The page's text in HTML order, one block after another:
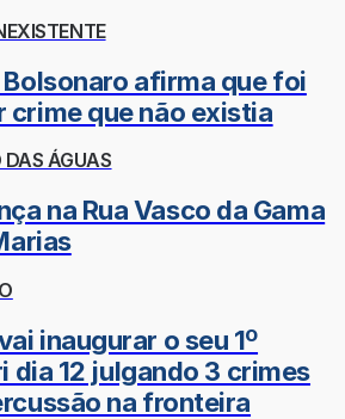
afirma que foi
crime que não existia
ÁGUAS
na Rua Vasco da Gama
inaugurar o seu 1º
dia 12 julgando 3 crimes
na fronteira